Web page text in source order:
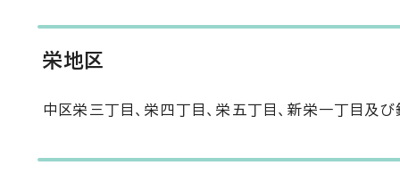
栄地区
中区栄三丁目、栄四丁目、栄五丁目、新栄一丁目及び